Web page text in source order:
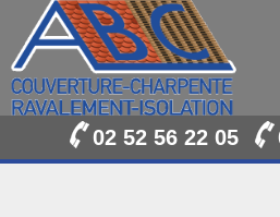
02 52 56 22 05